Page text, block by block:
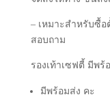
– เหมาะสำหรับซื้
สอบถาม
รองเท้าเซฟตี้ มีพร้
มีพร้อมส่ง คะ